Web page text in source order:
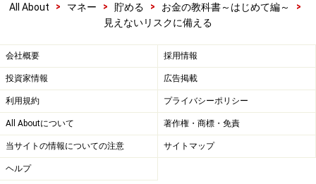
All About > マネー > 貯める > お金の教科書～はじめて編～
>
見えないリスクに備える
会社概要 採用情報
投資家情報 広告掲載
利用規約 プライバシーポリシー
All Aboutについて 著作権・商標・免責
当サイトの情報についての注意 サイトマップ
ヘルプ